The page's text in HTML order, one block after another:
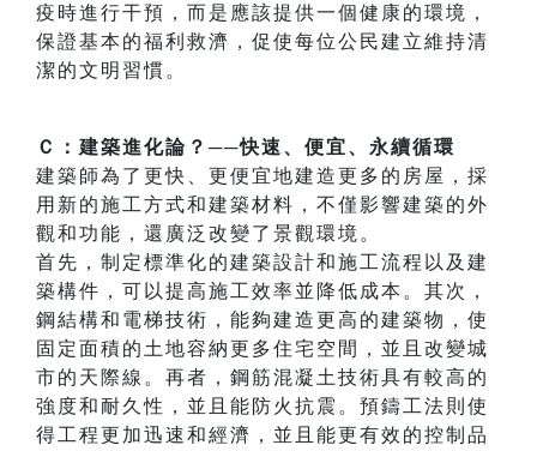
疫時進行干預，而是應該提供一個健康的環境，
保證基本的福利救濟，促使每位公民建立維持清
潔的文明習慣。
Ｃ：建築進化論？──快速、便宜、永續循環
建築師為了更快、更便宜地建造更多的房屋，採
用新的施工方式和建築材料，不僅影響建築的外
觀和功能，還廣泛改變了景觀環境。
首先，制定標準化的建築設計和施工流程以及建
築構件，可以提高施工效率並降低成本。其次，
鋼結構和電梯技術，能夠建造更高的建築物，使
固定面積的土地容納更多住宅空間，並且改變城
市的天際線。再者，鋼筋混凝土技術具有較高的
強度和耐久性，並且能防火抗震。預鑄工法則使
得工程更加迅速和經濟，並且能更有效的控制品